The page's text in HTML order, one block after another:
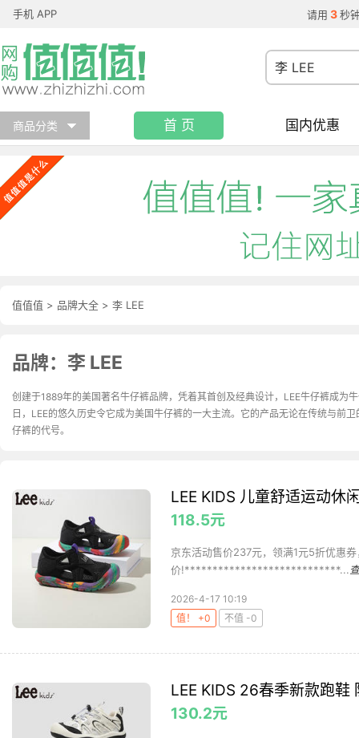
手机 APP 请用 3 秒
商品分类 首 页 国内优惠
值值值 > 品牌大全 > 李 LEE
品牌：李 LEE
创建于1889年的美国著名牛仔裤品牌，凭着其首创及经典设计，LEE牛仔裤成为
日，LEE的悠久历史令它成为美国牛仔裤的一大主流。它的产品无论在传统与前
仔裤的代号。
LEE KIDS 儿童舒适运动休
118.5元
京东活动售价237元，领满1元5折优惠
价!****************************...
2026-4-17 10:19
值！ +0
不值 -0
LEE KIDS 26春季新款跑鞋
130.2元